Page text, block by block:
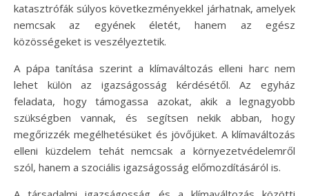
katasztrófák súlyos következményekkel járhatnak, amelyek
nemcsak az egyének életét, hanem az egész
közösségeket is veszélyeztetik.
A pápa tanítása szerint a klímaváltozás elleni harc nem
lehet külön az igazságosság kérdésétől. Az egyház
feladata, hogy támogassa azokat, akik a legnagyobb
szükségben vannak, és segítsen nekik abban, hogy
megőrizzék megélhetésüket és jövőjüket. A klímaváltozás
elleni küzdelem tehát nemcsak a környezetvédelemről
szól, hanem a szociális igazságosság előmozdításáról is.